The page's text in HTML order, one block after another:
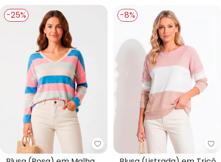
-25%
Quintess - Blusa (Rosa) em
-8%